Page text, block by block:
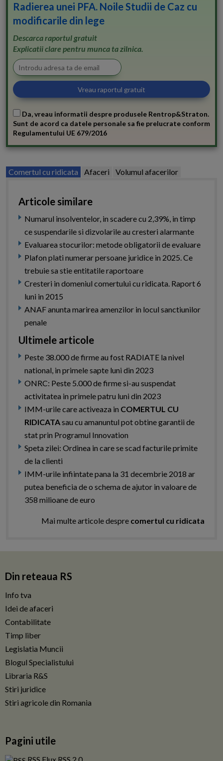
Radierea unei PFA. Noile Studii de Caz cu
modificarile din lege
Descarca raportul gratuit
Explicatii clare pentru munca ta zilnica.
Da, vreau informatii despre produsele Rentrop&Straton.
Sunt de acord ca datele personale sa fie prelucrate conform
Regulamentului UE 679/2016
Comertul cu ridicata Afaceri Volumul afacerilor
Articole similare
Numarul insolventelor, in scadere cu 2,39%, in timp
ce suspendarile si dizvolarile au cresteri alarmante
Evaluarea stocurilor: metode obligatorii de evaluare
Plafon plati numerar persoane juridice in 2025. Ce
trebuie sa stie entitatile raportoare
Cresteri in domeniul comertului cu ridicata. Raport 6
luni in 2015
ANAF anunta marirea amenzilor in locul sanctiunilor
penale
Ultimele articole
Peste 38.000 de firme au fost RADIATE la nivel
national, in primele sapte luni din 2023
ONRC: Peste 5.000 de firme si-au suspendat
activitatea in primele patru luni din 2023
IMM-urile care activeaza in COMERTUL CU
RIDICATAsau cu amanuntul pot obtine garantii de
stat prin Programul Innovation
Speta zilei: Ordinea in care se scad facturile primite
de la clienti
IMM-urile infiintate pana la 31 decembrie 2018 ar
putea beneficia de o schema de ajutor in valoare de
358 milioane de euro
Mai multe articole despre comertul cu ridicata
Din reteaua RS
Info tva
Idei de afaceri
Contabilitate
Timp liber
Legislatia Muncii
Blogul Specialistului
Libraria R&S
Stiri juridice
Stiri agricole din Romania
Pagini utile